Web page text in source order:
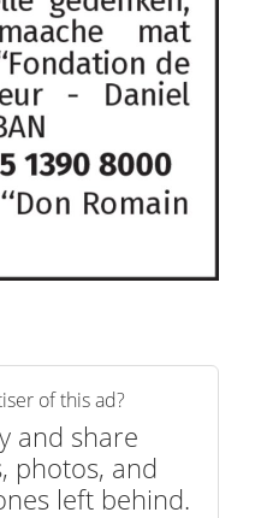
of this ad?
and share
photos, and
left behind.